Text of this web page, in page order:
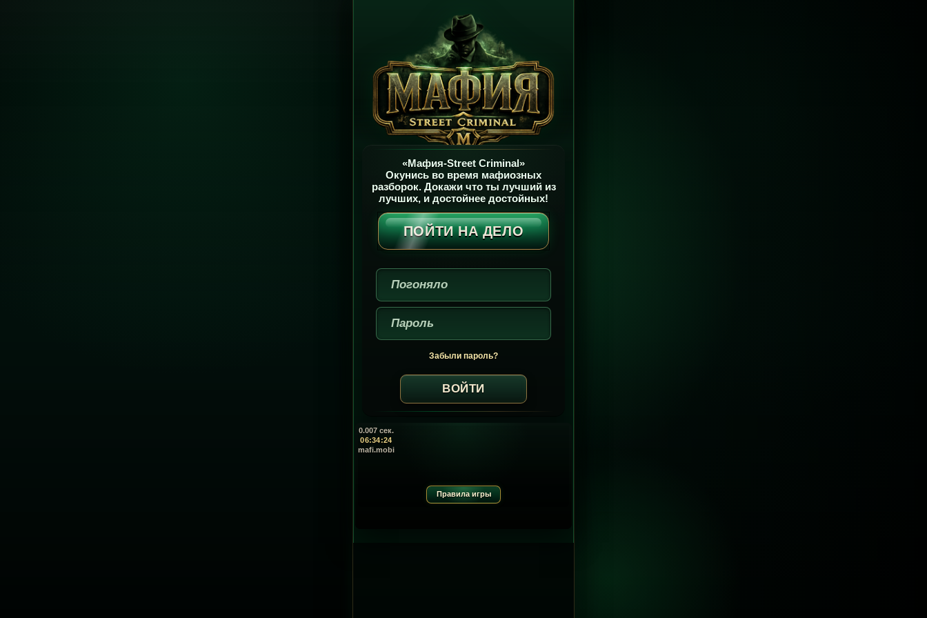
«Мафия-Street Criminal»
Окунись во время мафиозных
разборок. Докажи что ты лучший из
лучших, и достойнее достойных!
ПОЙТИ НА ДЕЛО
Забыли пароль?
0.007 сек.
06:34:24
mafi.mobi
Правила игры